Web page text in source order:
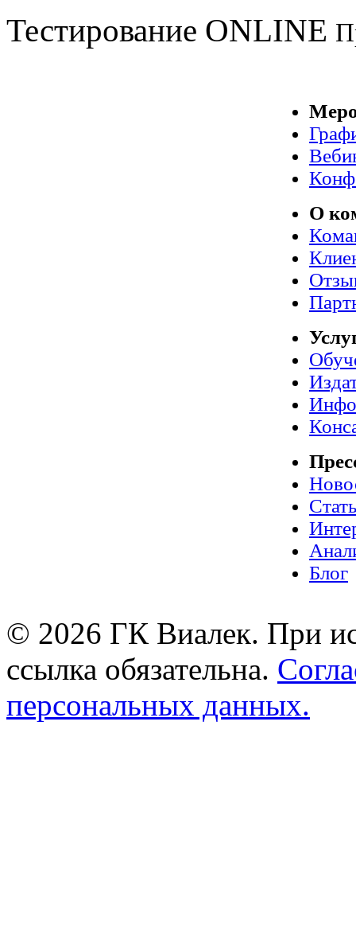
Тестирование ONLINE
О
Блог
© 2026 ГК Виалек. При
ссылка обязательна.
персональных данных.